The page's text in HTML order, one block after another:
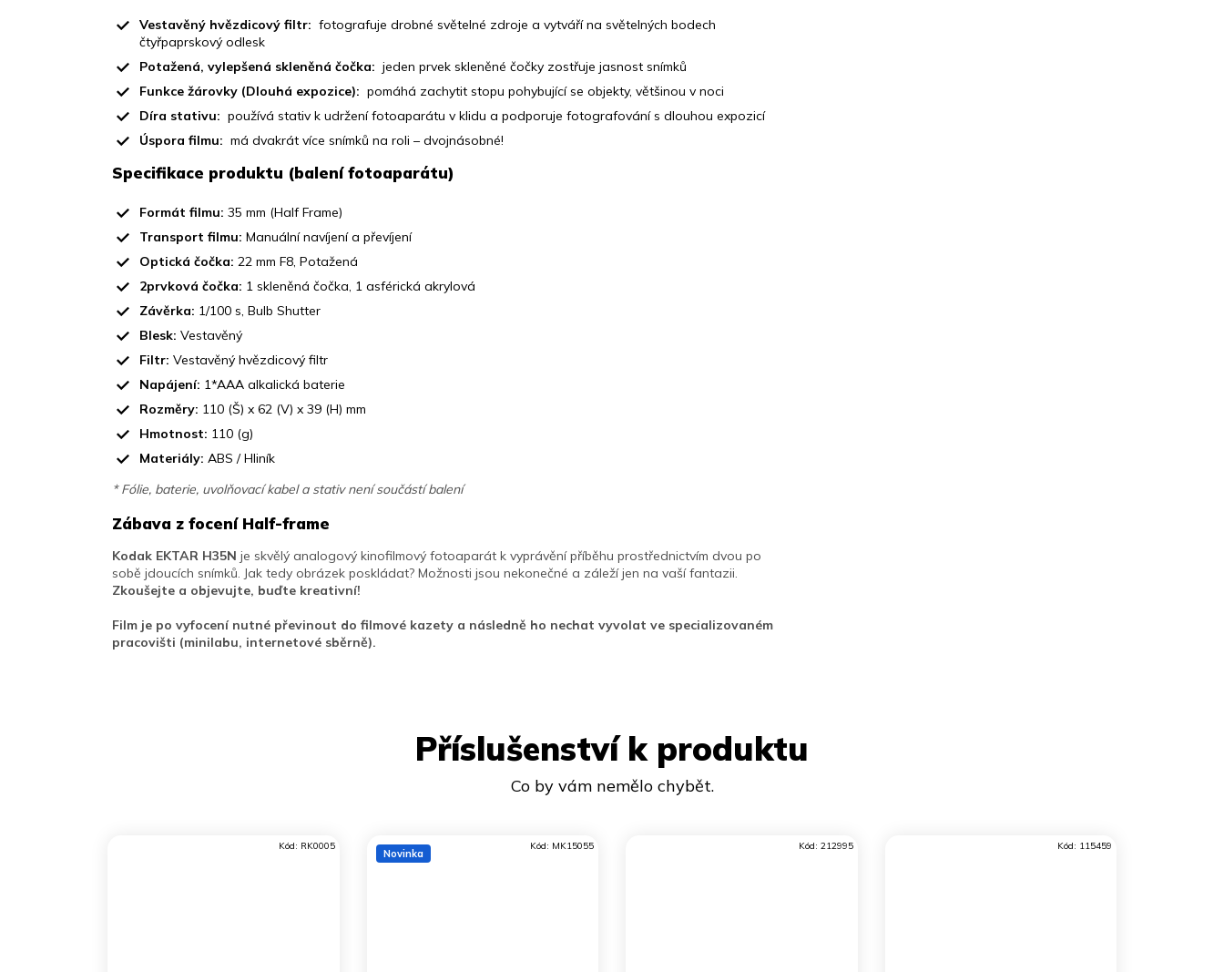
Příslušenství k produktu
Kód: RK0005
Novinka
Kód: MK15055 Kód: 212995 Kód: 115459
Vestavěný hvězdicový filtr: fotografuje drobné světelné zdroje a vytváří na světelných bodech
čtyřpaprskový odlesk
Potažená, vylepšená skleněná čočka: jeden prvek skleněné čočky zostřuje jasnost snímků
Funkce žárovky (Dlouhá expozice): pomáhá zachytit stopu pohybující se objekty, většinou v noci
Díra stativu: používá stativ k udržení fotoaparátu v klidu a podporuje fotografování s dlouhou expozicí
Úspora filmu: má dvakrát více snímků na roli – dvojnásobné!
Specifikace produktu (balení fotoaparátu)
Formát filmu: 35 mm (Half Frame)
Transport filmu: Manuální navíjení a převíjení
Optická čočka: 22 mm F8, Potažená
2prvková čočka: 1 skleněná čočka, 1 asférická akrylová
Závěrka: 1/100 s, Bulb Shutter
Blesk: Vestavěný
Filtr: Vestavěný hvězdicový filtr
Napájení: 1*AAA alkalická baterie
Rozměry: 110 (Š) x 62 (V) x 39 (H) mm
Hmotnost: 110 (g)
Materiály: ABS / Hliník
* Fólie, baterie, uvolňovací kabel a stativ není součástí balení
Zábava z focení Half-frame
Kodak EKTAR H35N je skvělý analogový kinofilmový fotoaparát k vyprávění příběhu prostřednictvím dvou po
sobě jdoucích snímků. Jak tedy obrázek poskládat? Možnosti jsou nekonečné a záleží jen na vaší fantazii.
Zkoušejte a objevujte, buďte kreativní!
Film je po vyfocení nutné převinout do filmové kazety a následně ho nechat vyvolat ve specializovaném
pracovišti (minilabu, internetové sběrně).